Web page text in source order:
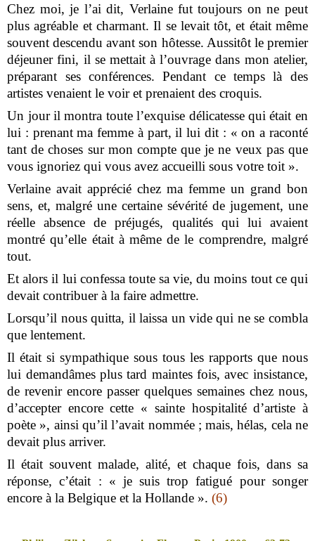
Chez moi, je l’ai dit, Verlaine fut toujours on ne peut
plus agréable et charmant. Il se levait tôt, et était même
souvent descendu avant son hôtesse. Aussitôt le premier
déjeuner fini, il se mettait à l’ouvrage dans mon atelier,
préparant ses conférences. Pendant ce temps là des
artistes venaient le voir et prenaient des croquis.
Un jour il montra toute l’exquise délicatesse qui était en
lui : prenant ma femme à part, il lui dit : « on a raconté
tant de choses sur mon compte que je ne veux pas que
vous ignoriez qui vous avez accueilli sous votre toit ».
Verlaine avait apprécié chez ma femme un grand bon
sens, et, malgré une certaine sévérité de jugement, une
réelle absence de préjugés, qualités qui lui avaient
montré qu’elle était à même de le comprendre, malgré
tout.
Et alors il lui confessa toute sa vie, du moins tout ce qui
devait contribuer à la faire admettre.
Lorsqu’il nous quitta, il laissa un vide qui ne se combla
que lentement.
Il était si sympathique sous tous les rapports que nous
lui demandâmes plus tard maintes fois, avec insistance,
de revenir encore passer quelques semaines chez nous,
d’accepter encore cette « sainte hospitalité d’artiste à
poète », ainsi qu’il l’avait nommée ; mais, hélas, cela ne
devait plus arriver.
Il était souvent malade, alité, et chaque fois, dans sa
réponse, c’était : « je suis trop fatigué pour songer
encore à la Belgique et la Hollande ».(6)